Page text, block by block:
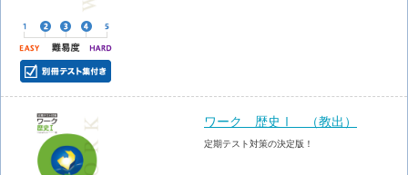
ワーク 歴史Ⅰ （教出）
定期テスト対策の決定版！